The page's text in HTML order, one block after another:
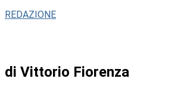
REDAZIONE
di Vittorio Fiorenza